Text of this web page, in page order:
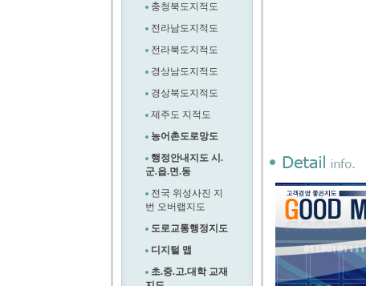
충청북도지적도
전라남도지적도
전라북도지적도
경상남도지적도
경상북도지적도
제주도 지적도
농어촌도로망도
행정안내지도 시.
군.읍.면.동
전국 위성사진 지
번 오버랩지도
도로교통행정지도
디지털 맵
초.중.고.대학 교재